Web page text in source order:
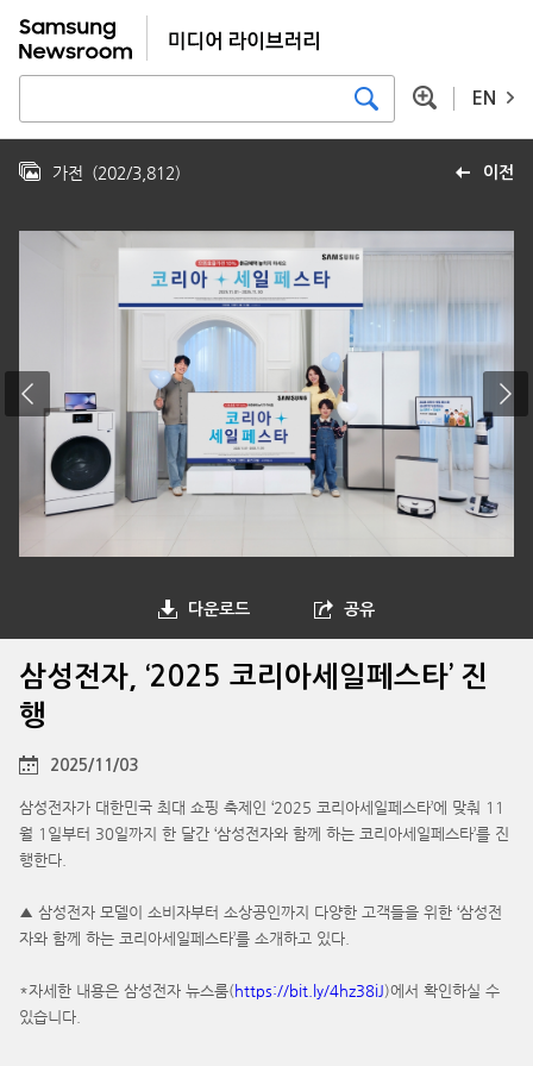
EN
이전
가전 (202/3,812)
다운로드 공유
삼성전자, ‘2025 코리아세일페스타’ 진
행
2025/11/03
삼성전자가 대한민국 최대 쇼핑 축제인 ‘2025 코리아세일페스타’에 맞춰 11
월 1일부터 30일까지 한 달간 ‘삼성전자와 함께 하는 코리아세일페스타’를 진
행한다.
▲ 삼성전자 모델이 소비자부터 소상공인까지 다양한 고객들을 위한 ‘삼성전
자와 함께 하는 코리아세일페스타’를 소개하고 있다.
*자세한 내용은 삼성전자 뉴스룸(https://bit.ly/4hz38iJ)에서 확인하실 수
있습니다.